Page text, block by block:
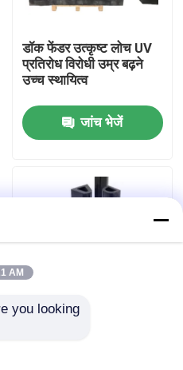
डॉक फेंडर उत्कृष्ट लोच UV
प्रतिरोध विरोधी उम्र बढ़ने
उच्च स्थायित्व
जांच भेजें
AM
you looking